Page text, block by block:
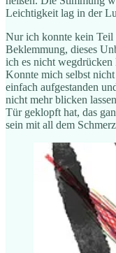
Leichtigkeit lag in der
Nur ich konnte kein Teil
Beklemmung, dieses
ich es nicht
Konnte mich selbst
einfach aufgestanden
nicht mehr blicken
Tür geklopft hat, das
sein mit all dem